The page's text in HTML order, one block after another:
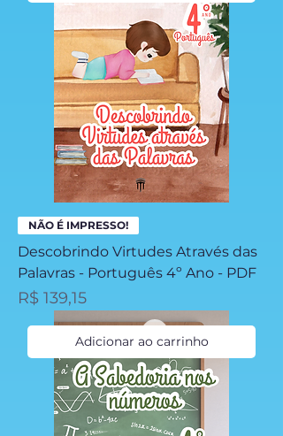
NÃO É IMPRESSO!
Descobrindo Virtudes Através das
Palavras - Português 4º Ano - PDF
Preço
R$ 139,15
Adicionar ao carrinho